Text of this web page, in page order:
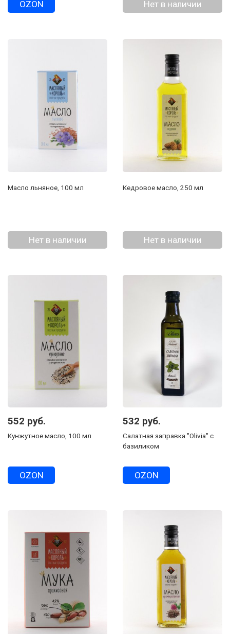
OZON Нет в наличии
Масло льняное, 100 мл
Нет в наличии
Кедровое масло, 250 мл
Нет в наличии
552 руб.
Кунжутное масло, 100 мл
OZON
532 руб.
Салатная заправка "Olivia" с
базиликом
OZON